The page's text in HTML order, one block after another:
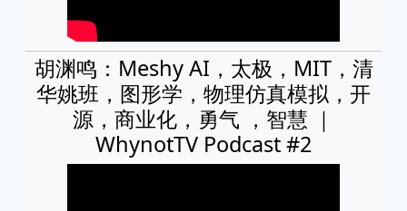
胡渊鸣：Meshy AI，太极，MIT，清
华姚班，图形学，物理仿真模拟，开
源，商业化，勇气 ，智慧 ｜
WhynotTV Podcast #2